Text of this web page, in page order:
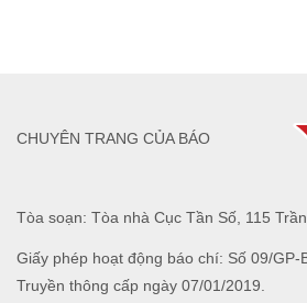
Tòa soạn: Tòa nhà Cục Tần Số, 115
Giấy phép hoạt động báo chí: Số 09/GP-
Truyền thông cấp ngày 07/01/2019.
CHUYÊN TRANG CỦA BÁO